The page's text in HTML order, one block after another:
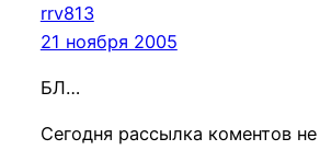
rrv813
21 ноября 2005
БЛ…
Сегодня рассылка коментов